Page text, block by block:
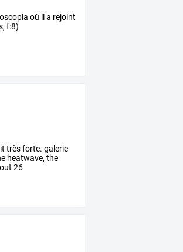
où il a rejoint
f:8)
très forte. galerie
heatwave, the
26